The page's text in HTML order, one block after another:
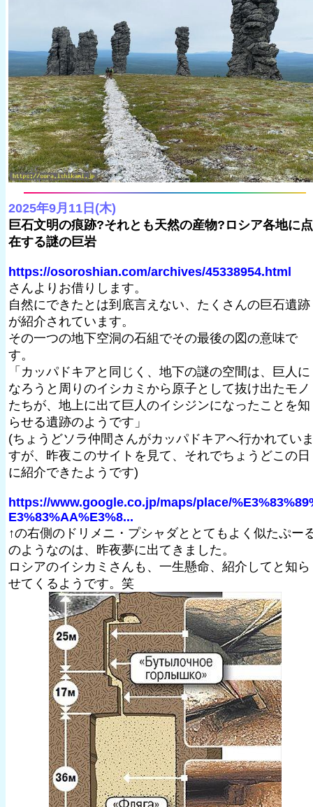
2025年9月11日(木)
巨石文明の痕跡?それとも天然の産物?ロシア各地に点
在する謎の巨岩
https://osoroshian.com/archives/45338954.html
さんよりお借りします。
自然にできたとは到底言えない、たくさんの巨石遺跡
が紹介されています。
その一つの地下空洞の石組でその最後の図の意味で
す。
「カッパドキアと同じく、地下の謎の空間は、巨人に
なろうと周りのイシカミから原子として抜け出たモノ
たちが、地上に出て巨人のイシジンになったことを知
らせる遺跡のようです」
(ちょうどソラ仲間さんがカッパドキアへ行かれてい
すが、昨夜このサイトを見て、それでちょうどこの日
に紹介できたようです)
https://www.google.co.jp/maps/place/
E3%83%AA%E3%8...
↑の右側のドリメニ・プシャダととてもよく似たぷー
のようなのは、昨夜夢に出てきました。
ロシアのイシカミさんも、一生懸命、紹介してと知ら
せてくるようです。笑